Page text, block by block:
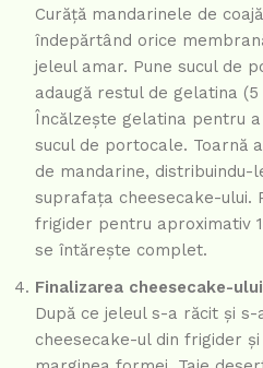
Curăță mandarinele de
îndepărtând orice
jeleul amar. Pune sucul de
adaugă restul de gelatina
Încălzește gelatina pentru
sucul de portocale. Toarnă
de mandarine,
suprafața cheesecake-ului.
frigider pentru aproximativ
se întărește complet.
Finalizarea cheesecake-
După ce jeleul s-a răcit și
cheesecake-ul din frigider